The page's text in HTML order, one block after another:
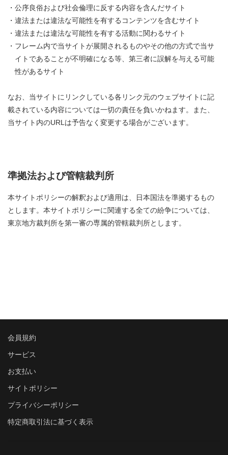
・公序良俗および社会倫理に反する内容を含んだサイト
・違法または違法な可能性を有するコンテンツを含むサイト
・違法または違法な可能性を有する活動に関わるサイト
・フレーム内で当サイトが展開されるものやその他の方式で当サ
イトであることが不明確になる等、第三者に誤解を与える可能
性があるサイト
なお、当サイトにリンクしている各リンク元のウェブサイトに記
載されている内容については一切の責任を負いかねます。また、
当サイト内のURLは予告なく変更する場合がございます。
準拠法および管轄裁判所
本サイトポリシーの解釈および適用は、日本国法を準拠するもの
とします。本サイトポリシーに関連する全ての紛争については、
東京地方裁判所を第一審の専属的管轄裁判所とします。
会員規約
サービス
お支払い
サイトポリシー
プライバシーポリシー
特定商取引法に基づく表示